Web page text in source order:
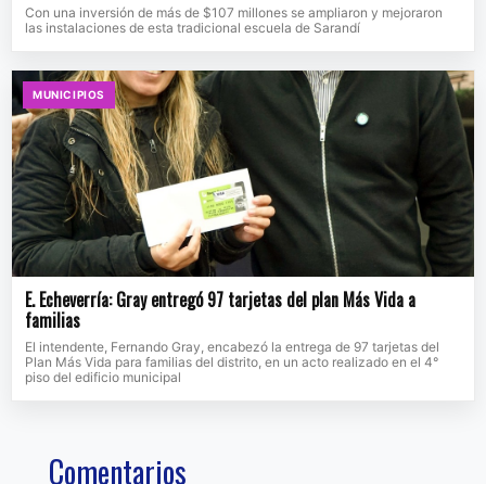
Con una inversión de más de $107 millones se ampliaron y mejoraron
las instalaciones de esta tradicional escuela de Sarandí
MUNICIPIOS
E. Echeverría: Gray entregó 97 tarjetas del plan Más Vida a
familias
El intendente, Fernando Gray, encabezó la entrega de 97 tarjetas del
Plan Más Vida para familias del distrito, en un acto realizado en el 4°
piso del edificio municipal
Comentarios